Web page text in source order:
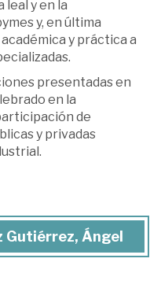
y en la
y, en última
y práctica a
presentadas en
en la
de
y privadas
Gutiérrez, Ángel